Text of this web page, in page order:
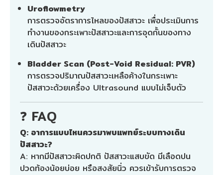
Uroflowmetry
การตรวจอัตราการไหลของปัสสาวะ เพื่อประเมินการ
ทำงานของกระเพาะปัสสาวะและการอุดกั้นของทาง
เดินปัสสาวะ
Bladder Scan (Post-Void Residual: PVR)
การตรวจปริมาณปัสสาวะเหลือค้างในกระเพาะ
ปัสสาวะด้วยเครื่อง Ultrasound แบบไม่เจ็บตัว
❓ FAQ
Q: อาการแบบไหนควรมาพบแพทย์ระบบทางเดิน
ปัสสาวะ?
A: หากมีปัสสาวะผิดปกติ ปัสสาวะแสบขัด มีเลือดปน
ปวดท้องน้อยบ่อย หรือสงสัยนิ่ว ควรเข้ารับการตรวจ